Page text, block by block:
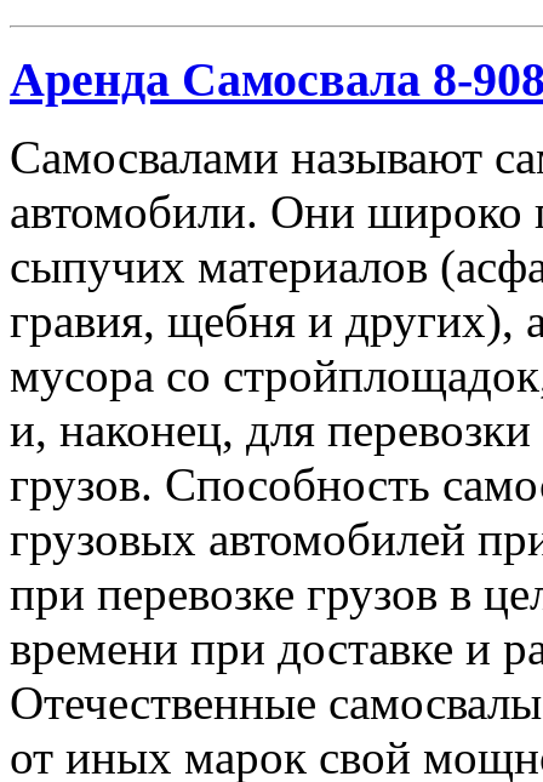
Аренда Самосвала 8-
Самосвалами называют
автомобили. Они широко
сыпучих материалов
гравия, щебня и других),
мусора со
и, наконец, для
грузов. Способность
грузовых автомобилей
при перевозке грузов в
времени при доставке и
Отечественные
от иных марок свой